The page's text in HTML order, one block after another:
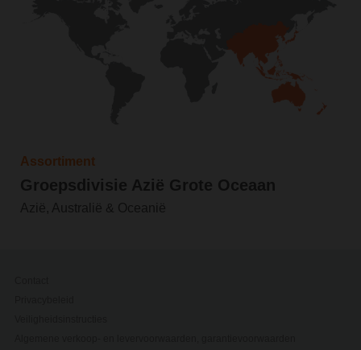
Assortiment
Groepsdivisie Azië Grote Oceaan
Azië, Australië & Oceanië